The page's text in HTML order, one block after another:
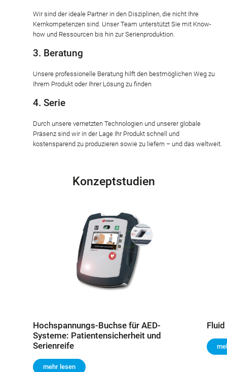
Wir sind der ideale Partner in den Disziplinen, die nicht Ihre
Kernkompetenzen sind. Unser Team unterstützt Sie mit Know-
how und Ressourcen bis hin zur Serienproduktion.
3. Beratung
Unsere professionelle Beratung hilft den bestmöglichen Weg zu
Ihrem Produkt oder Ihrer Lösung zu finden
4. Serie
Durch unsere vernetzten Technologien und unserer globale
Präsenz sind wir in der Lage Ihr Produkt schnell und
kostensparend zu produzieren sowie zu liefern – und das weltweit.
Konzeptstudien
Hochspannungs-Buchse für AED-
Systeme: Patientensicherheit und
Serienreife
mehr lesen